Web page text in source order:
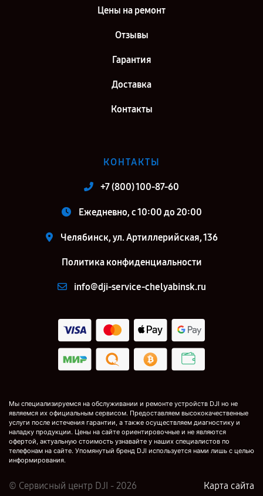
Цены на ремонт
Отзывы
Гарантия
Доставка
Контакты
КОНТАКТЫ
+7 (800) 100-87-60
Ежедневно, с 10:00 до 20:00
Челябинск, ул. Артиллерийская, 136
Политика конфиденциальности
info@dji-service-chelyabinsk.ru
Мы специализируемся на обслуживании и ремонте устройств DJI но не
являемся их официальным сервисом. Предоставляем высококачественные
услуги после истечения гарантии, а также осуществляем диагностику и
наладку продукции. Цены на сайте ориентировочные и не являются
офертой, актуальную стоимость узнавайте у наших специалистов по
телефонам на сайте. Упомянутый бренд DJI используется нами лишь с целью
информирования.
© Сервисный центр DJI - 2026 Карта сайта